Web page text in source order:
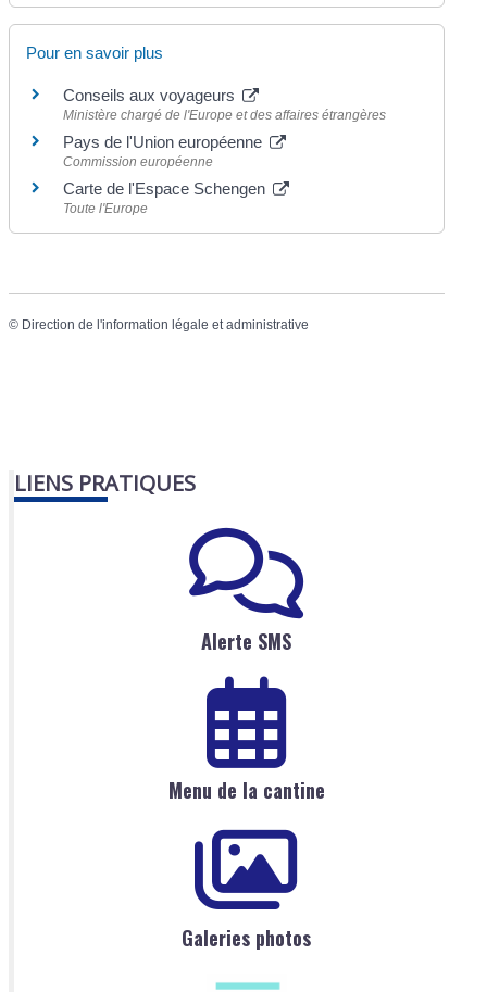
Pour en savoir plus
Conseils aux voyageurs
Ministère chargé de l'Europe et des affaires étrangères
Pays de l'Union européenne
Commission européenne
Carte de l'Espace Schengen
Toute l'Europe
© Direction de l'information légale et administrative
LIENS PRATIQUES
Alerte SMS
Menu de la cantine
Galeries photos